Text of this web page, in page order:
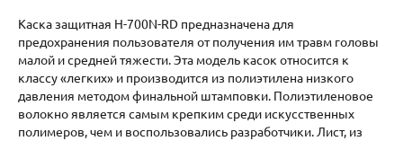
Каска защитная H-700N-RD предназначена для
предохранения пользователя от получения им травм головы
малой и средней тяжести. Эта модель касок относится к
классу «легких» и производится из полиэтилена низкого
давления методом финальной штамповки. Полиэтиленовое
волокно является самым крепким среди искусственных
полимеров, чем и воспользовались разработчики. Лист, из